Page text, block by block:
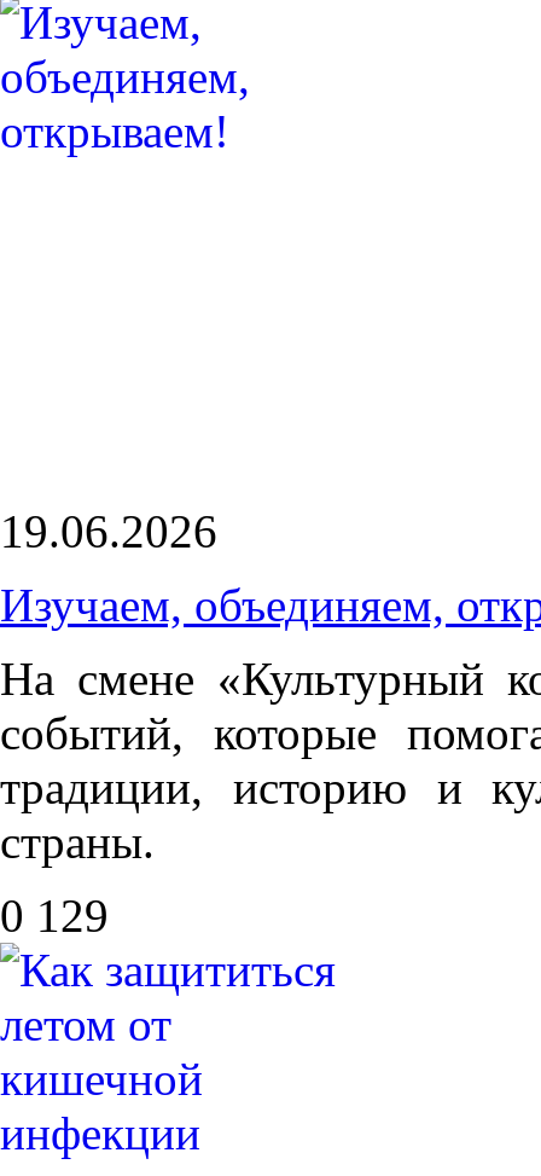
19.06.2026
Изучаем, объединяем,
На смене «Культурный
событий, которые
традиции, историю и
страны.
0 129